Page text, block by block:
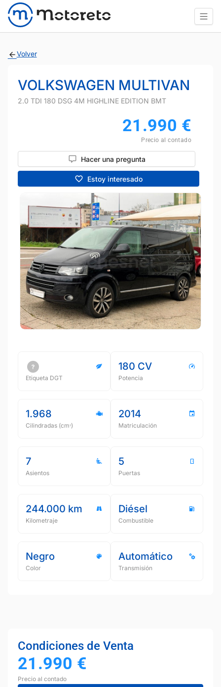
Volver
VOLKSWAGEN MULTIVAN
2.0 TDI 180 DSG 4M HIGHLINE EDITION BMT
21.990 €
Precio al contado
Hacer una pregunta
Estoy interesado
Etiqueta DGT
180 CV
Potencia
1.968
Cilindradas (cmᵌ)
2014
Matriculación
7
Asientos
5
Puertas
244.000 km
Kilometraje
Diésel
Combustible
Negro
Color
Automático
Transmisión
Condiciones de Venta
21.990 €
Precio al contado